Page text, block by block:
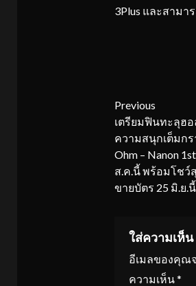
3Plus และสามา
Continue
Reading
Previous
เตรียมฟินทะลุฮ
ความสนุกเต็มกร
Ohm – Nanon
ส.ค.นี้ พร้อมโชว์
ขายบัตร 25 มิ.ย.นี้
ใส่ความเห็น
อีเมลของคุณ
ความเห็น*